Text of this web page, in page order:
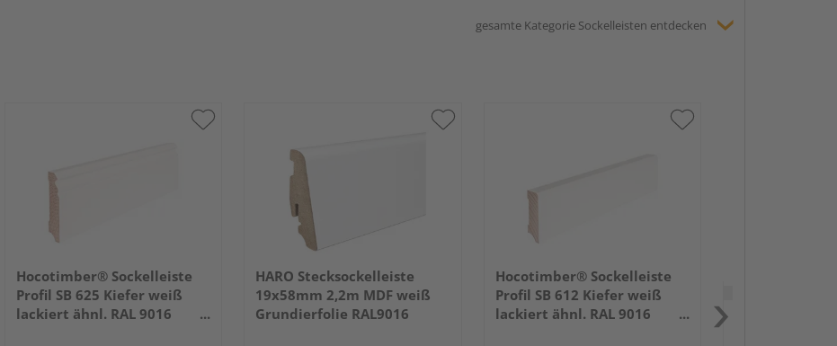
gesamte Kategorie Sockelleisten entdecken
Hocotimber® Sockelleiste
Profil SB 625 Kiefer weiß
lackiert ähnl. RAL 9016
HARO Stecksockelleiste
19x58mm 2,2m MDF weiß
Grundierfolie RAL9016
Hocotimber® Sockelleiste
Profil SB 612 Kiefer weiß
lackiert ähnl. RAL 9016